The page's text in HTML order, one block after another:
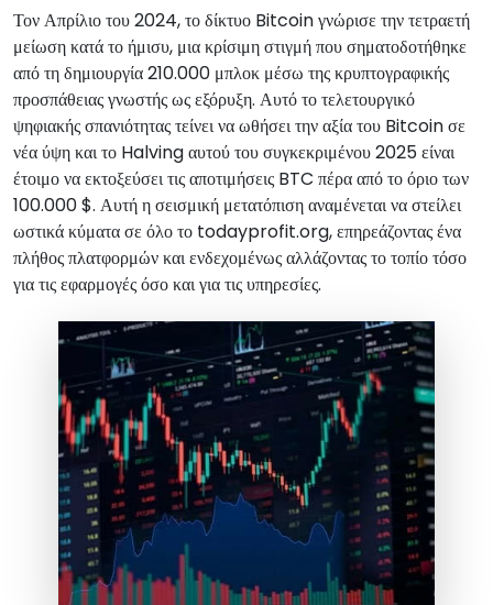
Τον Απρίλιο του 2024, το δίκτυο Bitcoin γνώρισε την τετραετή
μείωση κατά το ήμισυ, μια κρίσιμη στιγμή που σηματοδοτήθηκε
από τη δημιουργία 210.000 μπλοκ μέσω της κρυπτογραφικής
προσπάθειας γνωστής ως εξόρυξη. Αυτό το τελετουργικό
ψηφιακής σπανιότητας τείνει να ωθήσει την αξία του Bitcoin σε
νέα ύψη και το Halving αυτού του συγκεκριμένου 2025 είναι
έτοιμο να εκτοξεύσει τις αποτιμήσεις BTC πέρα από το όριο των
100.000 $. Αυτή η σεισμική μετατόπιση αναμένεται να στείλει
ωστικά κύματα σε όλο το todayprofit.org, επηρεάζοντας ένα
πλήθος πλατφορμών και ενδεχομένως αλλάζοντας το τοπίο τόσο
για τις εφαρμογές όσο και για τις υπηρεσίες.